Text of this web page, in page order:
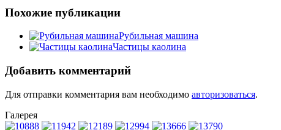
Похожие публикации
Рубильная машина
Частицы каолина
Добавить комментарий
Для отправки комментария вам необходимо авторизоваться.
Галерея